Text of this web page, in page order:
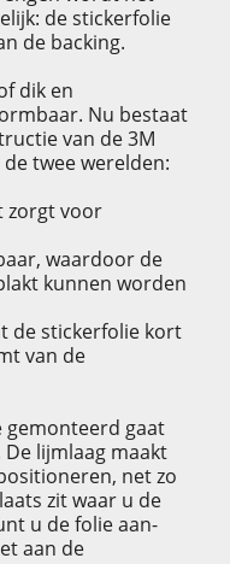
de stickerfolie
de backing.
dik en
Nu bestaat
van de 3M
twee werelden:
zorgt voor
waardoor de
kunnen worden
de stickerfolie kort
van de
gemonteerd gaat
lijmlaag maakt
net zo
zit waar u de
u de folie aan-
aan de